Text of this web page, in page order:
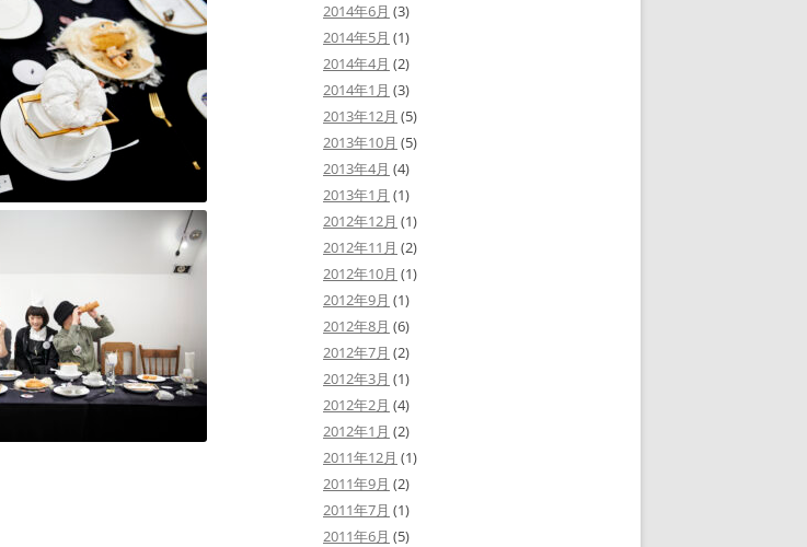
2014年6月 (3)
2014年5月 (1)
2014年4月 (2)
2014年1月 (3)
2013年12月 (5)
2013年10月 (5)
2013年4月 (4)
2013年1月 (1)
2012年12月 (1)
2012年11月 (2)
2012年10月 (1)
2012年9月 (1)
2012年8月 (6)
2012年7月 (2)
2012年3月 (1)
2012年2月 (4)
2012年1月 (2)
2011年12月 (1)
2011年9月 (2)
2011年7月 (1)
2011年6月 (5)